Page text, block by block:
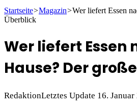
Startseite>Magazin>Wer liefert Essen
Überblick
Wer liefert Essen
Hause? Der
RedaktionLetztes Update 16. Januar